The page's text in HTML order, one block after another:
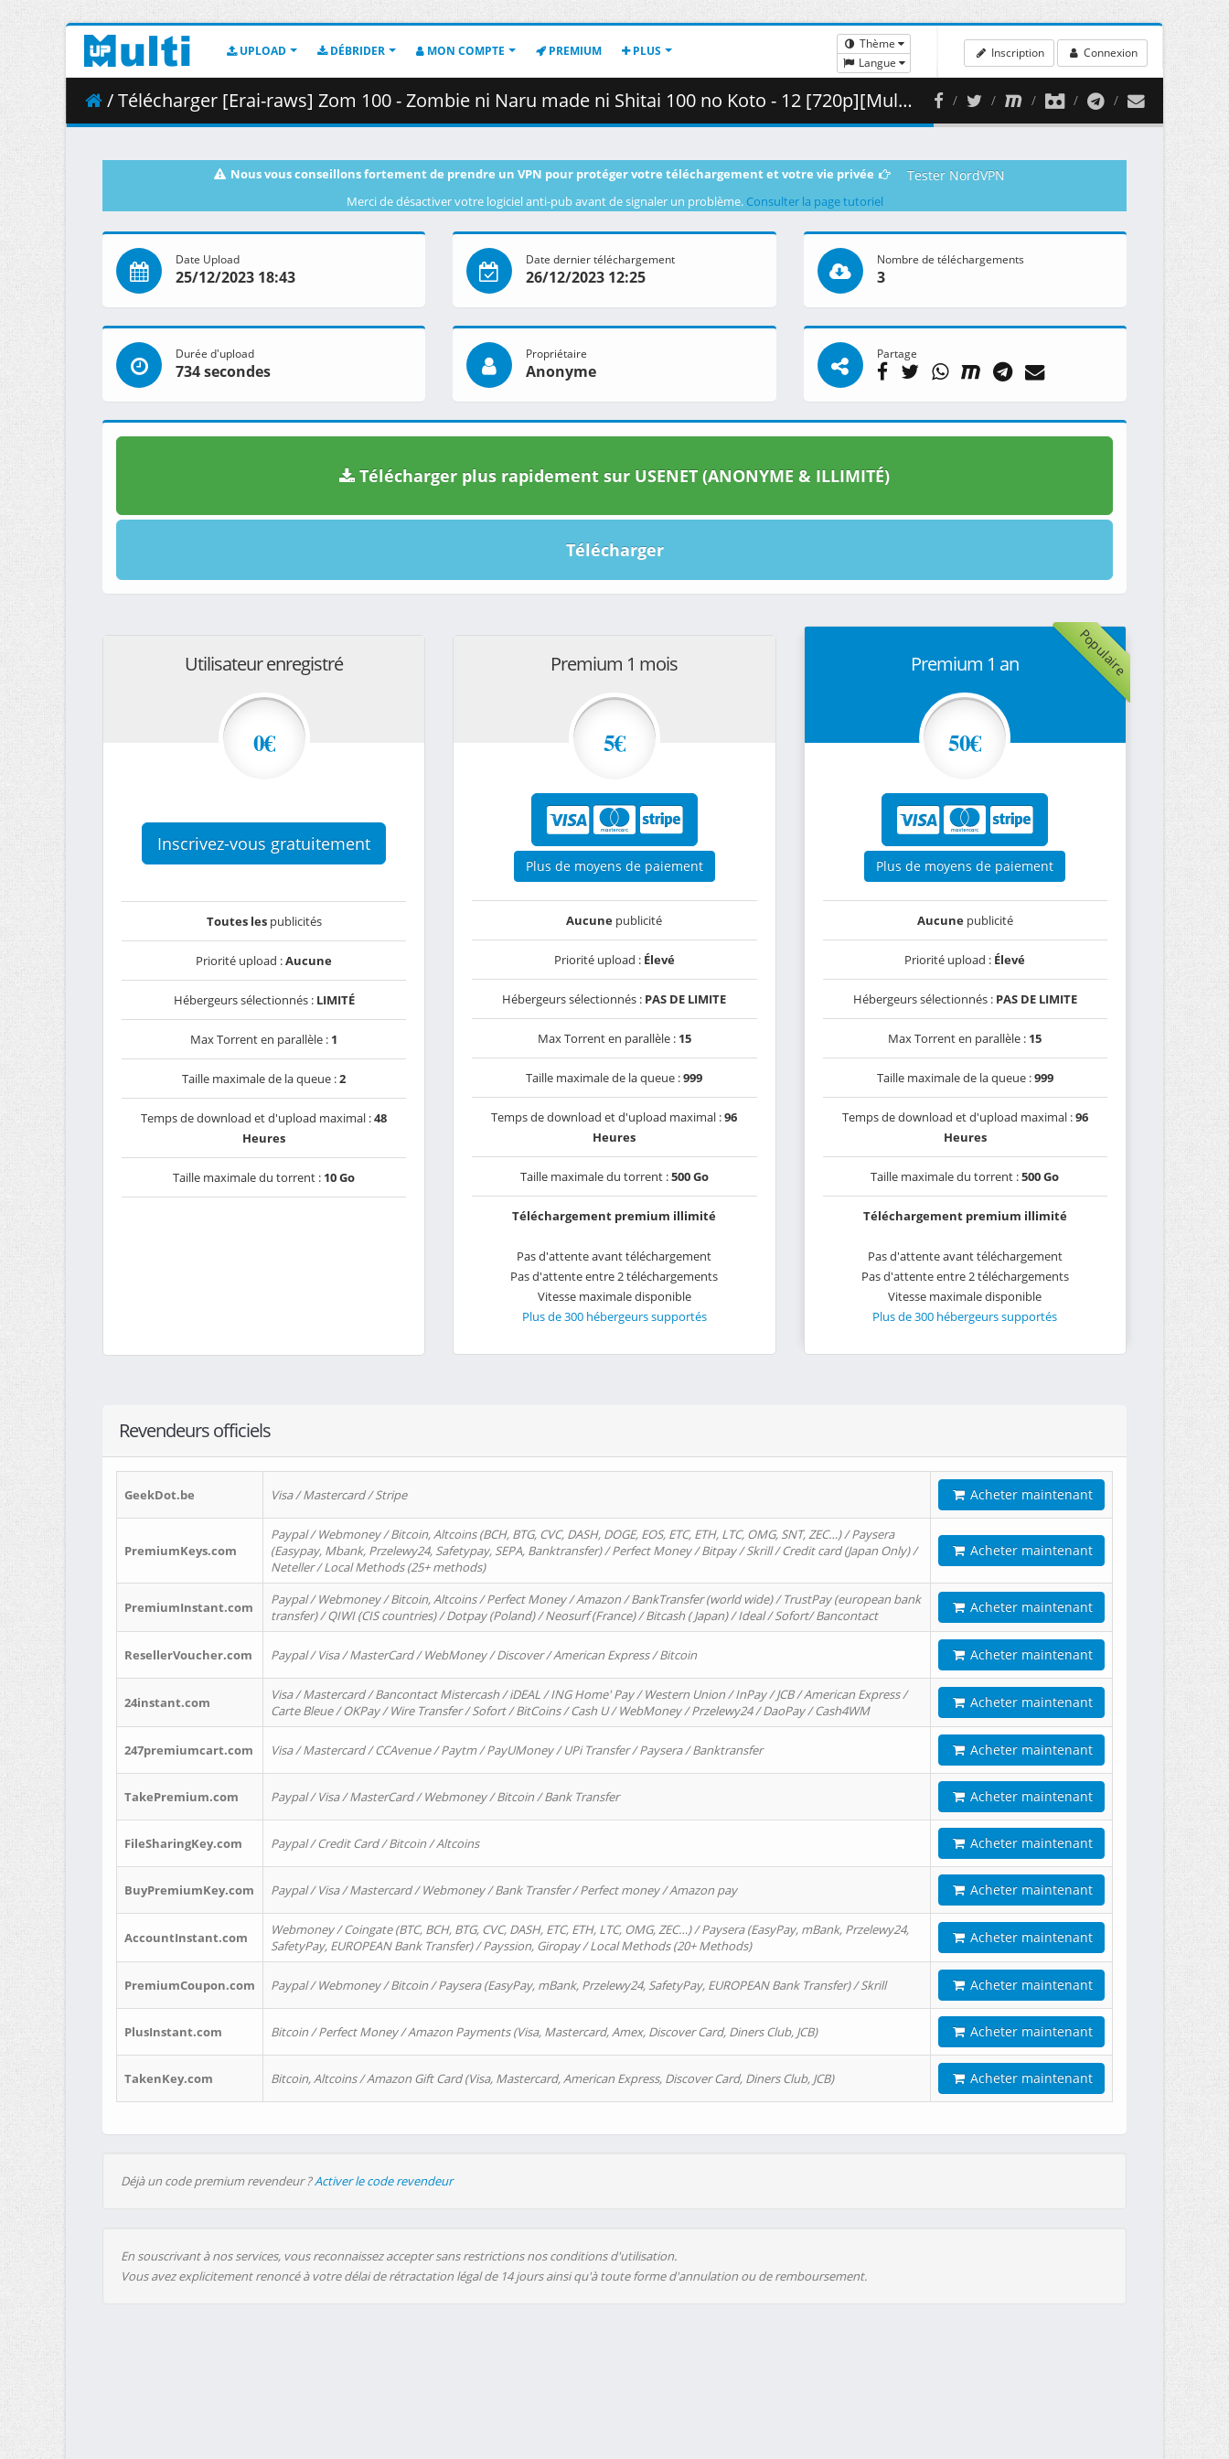
UPLOAD DÉBRIDER MON COMPTE PREMIUM PLUS
Thème
Langue
Inscription Connexion
/ Télécharger [Erai-raws] Zom 100 - Zombie ni Naru made ni Shitai 100 no Koto - 12 [720p][Multiple Subtitle][F308B638].mkv.001 ( 352.71 MB )
Nous vous conseillons fortement de prendre un VPN pour protéger votre téléchargement et votre vie privée Tester NordVPN
Merci de désactiver votre logiciel anti-pub avant de signaler un problème. Consulter la page tutoriel
Date Upload
25/12/2023 18:43
Date dernier téléchargement
26/12/2023 12:25
Nombre de téléchargements
3
Durée d'upload
734 secondes
Propriétaire
Anonyme
Partage
Télécharger plus rapidement sur USENET (ANONYME & ILLIMITÉ)
Télécharger
Utilisateur enregistré
0€
Inscrivez-vous gratuitement
Toutes lespublicités
Priorité upload :Aucune
Hébergeurs sélectionnés : LIMITÉ
Max Torrent en parallèle : 1
Taille maximale de la queue :2
Temps de download et d'upload maximal :48
Heures
Taille maximale du torrent : 10 Go
Premium 1 mois
5€
Plus de moyens de paiement
Aucune publicité
Priorité upload : Élevé
Hébergeurs sélectionnés : PAS DE LIMITE
Max Torrent en parallèle : 15
Taille maximale de la queue :999
Temps de download et d'upload maximal :96
Heures
Taille maximale du torrent :500 Go
Téléchargement premium illimité
Pas d'attente avant téléchargement
Pas d'attente entre 2 téléchargements
Vitesse maximale disponible
Plus de 300 hébergeurs supportés
Populaire
Premium 1 an
50€
Plus de moyens de paiement
Aucunepublicité
Priorité upload : Élevé
Hébergeurs sélectionnés : PAS DE LIMITE
Max Torrent en parallèle : 15
Taille maximale de la queue :999
Temps de download et d'upload maximal :96
Heures
Taille maximale du torrent :500 Go
Téléchargement premium illimité
Pas d'attente avant téléchargement
Pas d'attente entre 2 téléchargements
Vitesse maximale disponible
Plus de 300 hébergeurs supportés
Revendeurs officiels
GeekDot.be Visa / Mastercard / Stripe Acheter maintenant
PremiumKeys.com
Paypal / Webmoney / Bitcoin, Altcoins (BCH, BTG, CVC, DASH, DOGE, EOS, ETC, ETH, LTC, OMG, SNT, ZEC…) / Paysera
(Easypay, Mbank, Przelewy24, Safetypay, SEPA, Banktransfer) / Perfect Money / Bitpay / Skrill / Credit card (Japan Only) /
Neteller / Local Methods (25+ methods)
Acheter maintenant
PremiumInstant.com
Paypal / Webmoney / Bitcoin, Altcoins / Perfect Money / Amazon / BankTransfer (world wide) / TrustPay (european bank
transfer) / QIWI (CIS countries) / Dotpay (Poland) / Neosurf (France) / Bitcash ( Japan) / Ideal / Sofort/ Bancontact
Acheter maintenant
ResellerVoucher.com Paypal / Visa / MasterCard / WebMoney / Discover / American Express / Bitcoin Acheter maintenant
24instant.com
Visa / Mastercard / Bancontact Mistercash / iDEAL / ING Home' Pay / Western Union / InPay / JCB / American Express /
Carte Bleue / OKPay / Wire Transfer / Sofort / BitCoins / Cash U / WebMoney / Przelewy24 / DaoPay / Cash4WM
Acheter maintenant
247premiumcart.com Visa / Mastercard / CCAvenue / Paytm / PayUMoney / UPi Transfer / Paysera / Banktransfer Acheter maintenant
TakePremium.com Paypal / Visa / MasterCard / Webmoney / Bitcoin / Bank Transfer Acheter maintenant
FileSharingKey.com Paypal / Credit Card / Bitcoin / Altcoins Acheter maintenant
BuyPremiumKey.com Paypal / Visa / Mastercard / Webmoney / Bank Transfer / Perfect money / Amazon pay Acheter maintenant
AccountInstant.com
Webmoney / Coingate (BTC, BCH, BTG, CVC, DASH, ETC, ETH, LTC, OMG, ZEC…) / Paysera (EasyPay, mBank, Przelewy24,
SafetyPay, EUROPEAN Bank Transfer) / Payssion, Giropay / Local Methods (20+ Methods)
Acheter maintenant
PremiumCoupon.com Paypal / Webmoney / Bitcoin / Paysera (EasyPay, mBank, Przelewy24, SafetyPay, EUROPEAN Bank Transfer) / Skrill Acheter maintenant
PlusInstant.com Bitcoin / Perfect Money / Amazon Payments (Visa, Mastercard, Amex, Discover Card, Diners Club, JCB) Acheter maintenant
TakenKey.com Bitcoin, Altcoins / Amazon Gift Card (Visa, Mastercard, American Express, Discover Card, Diners Club, JCB) Acheter maintenant
Déjà un code premium revendeur ?Activer le code revendeur
En souscrivant à nos services, vous reconnaissez accepter sans restrictions nos conditions d'utilisation.
Vous avez explicitement renoncé à votre délai de rétractation légal de 14 jours ainsi qu'à toute forme d'annulation ou de remboursement.